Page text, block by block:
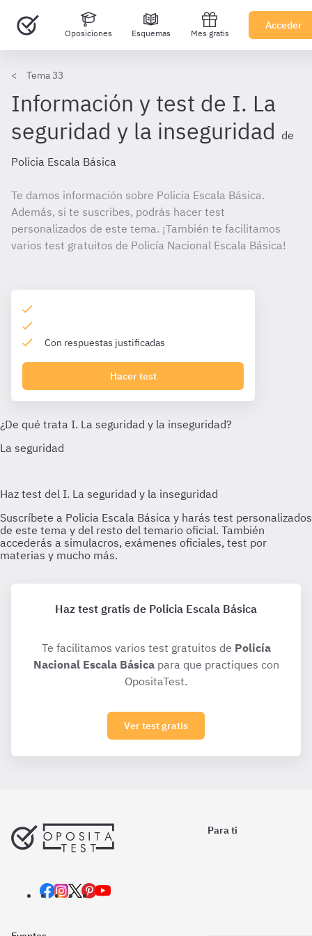
Oposiciones Esquemas Mes gratis
Acceder
Tema 33
Información y test de I. La
seguridad y la inseguridad de
Policia Escala Básica
Te damos información sobre Policia Escala Básica.
Además, si te suscribes, podrás hacer test
personalizados de este tema. ¡También te facilitamos
varios test gratuitos de Policía Nacional Escala Básica!
Con respuestas justificadas
Hacer test
Haz test gratis de Policia Escala Básica
Te facilitamos varios test gratuitos de Policía
Nacional Escala Básicapara que practiques con
OpositaTest.
Ver test gratis
Para ti